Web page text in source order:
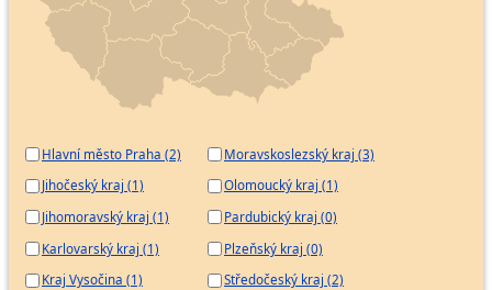
Hlavní město Praha (2)
Jihočeský kraj (1)
Jihomoravský kraj (1)
Karlovarský kraj (1)
Kraj Vysočina (1)
Moravskoslezský kraj (3)
Olomoucký kraj (1)
Pardubický kraj (0)
Plzeňský kraj (0)
Středočeský kraj (2)